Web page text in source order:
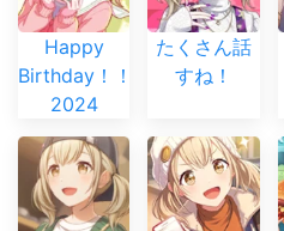
Happy
Birthday！！
2024
たくさん話
すね！